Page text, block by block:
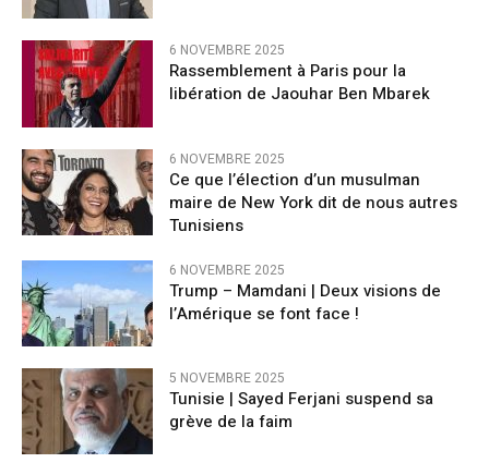
6 NOVEMBRE 2025
Rassemblement à Paris pour la
libération de Jaouhar Ben Mbarek
6 NOVEMBRE 2025
Ce que l’élection d’un musulman
maire de New York dit de nous autres
Tunisiens
6 NOVEMBRE 2025
Trump – Mamdani | Deux visions de
l’Amérique se font face !
5 NOVEMBRE 2025
Tunisie | Sayed Ferjani suspend sa
grève de la faim